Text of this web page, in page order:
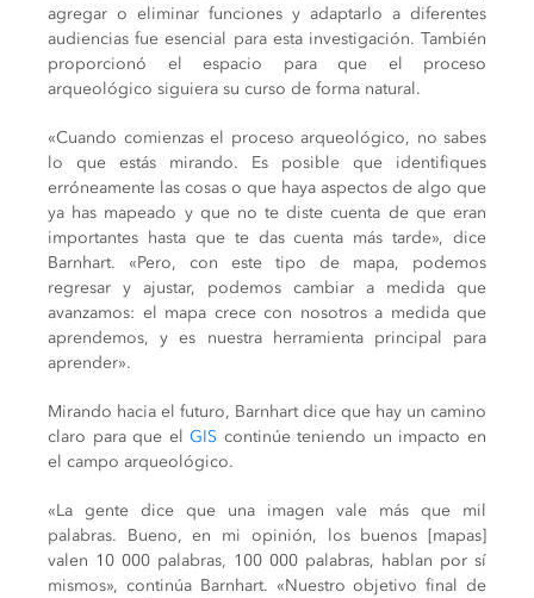
agregar o eliminar funciones y adaptarlo a diferentes
audiencias fue esencial para esta investigación. También
proporcionó el espacio para que el proceso
arqueológico siguiera su curso de forma natural.
«Cuando comienzas el proceso arqueológico, no sabes
lo que estás mirando. Es posible que identifiques
erróneamente las cosas o que haya aspectos de algo que
ya has mapeado y que no te diste cuenta de que eran
importantes hasta que te das cuenta más tarde», dice
Barnhart. «Pero, con este tipo de mapa, podemos
regresar y ajustar, podemos cambiar a medida que
avanzamos: el mapa crece con nosotros a medida que
aprendemos, y es nuestra herramienta principal para
aprender».
Mirando hacia el futuro, Barnhart dice que hay un camino
claro para que elGIS continúe teniendo un impacto en
el campo arqueológico.
«La gente dice que una imagen vale más que mil
palabras. Bueno, en mi opinión, los buenos [mapas]
valen 10 000 palabras, 100 000 palabras, hablan por sí
mismos», continúa Barnhart. «Nuestro objetivo final de